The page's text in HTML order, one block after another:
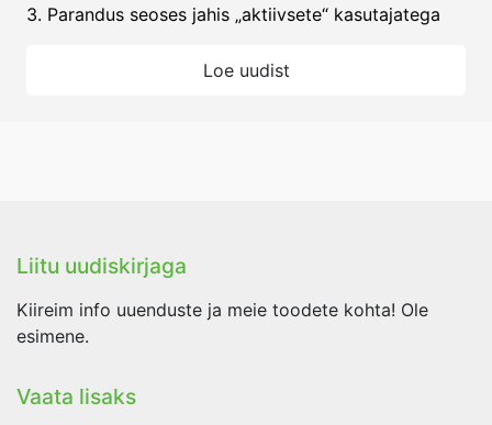
3. Parandus seoses jahis „aktiivsete“ kasutajatega
Loe uudist
Liitu uudiskirjaga
Kiireim info uuenduste ja meie toodete kohta! Ole
esimene.
Vaata lisaks